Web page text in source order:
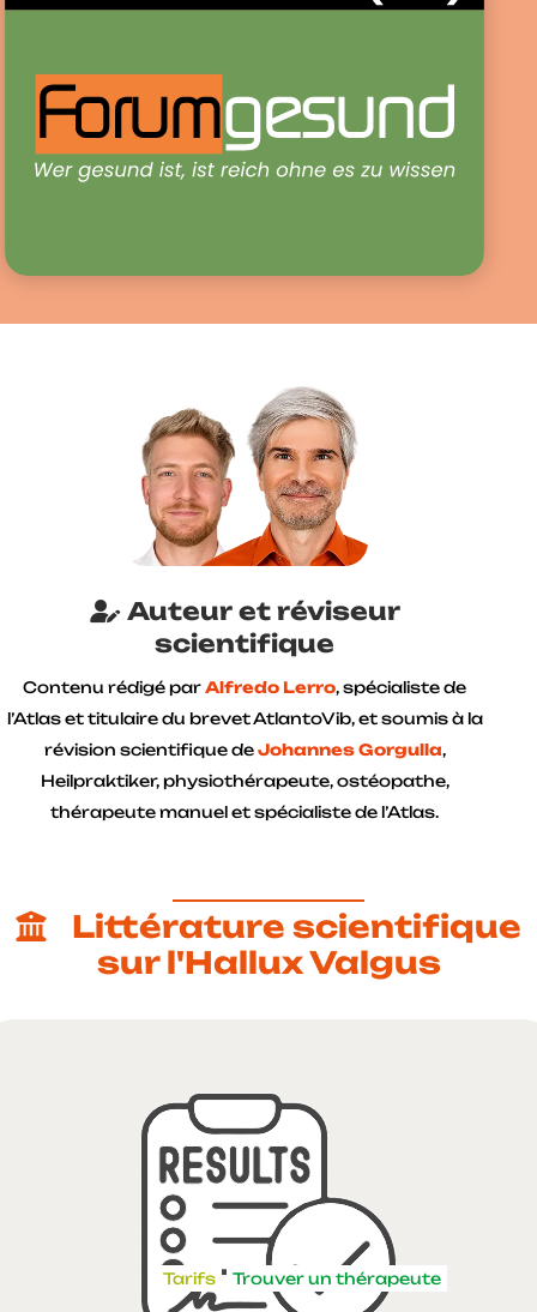
Auteur et réviseur
scientifique
Contenu rédigé parAlfredo Lerro, spécialiste de
l’Atlas et titulaire du brevet AtlantoVib, et soumis à la
révision scientifique deJohannes Gorgulla,
Heilpraktiker, physiothérapeute, ostéopathe,
thérapeute manuel et spécialiste de l’Atlas.
Littérature scientifique
sur l'Hallux Valgus
Tarifs Trouver un thérapeute